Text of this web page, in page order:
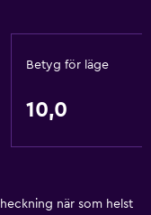
Betyg för läge
10,0
när som helst